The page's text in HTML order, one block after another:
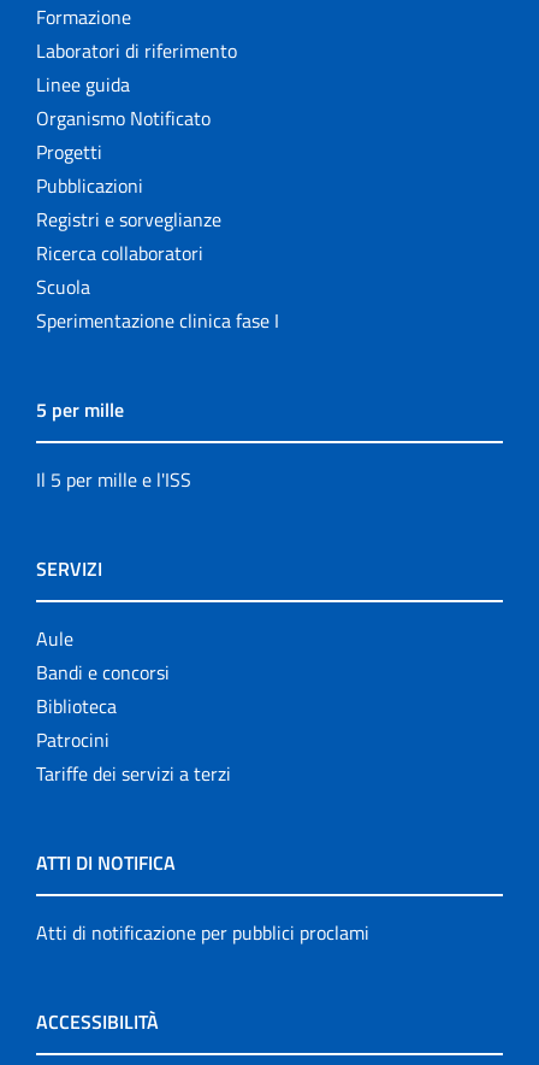
Formazione
Laboratori di riferimento
Linee guida
Organismo Notificato
Progetti
Pubblicazioni
Registri e sorveglianze
Ricerca collaboratori
Scuola
Sperimentazione clinica fase I
5 per mille
Il 5 per mille e l'ISS
SERVIZI
Aule
Bandi e concorsi
Biblioteca
Patrocini
Tariffe dei servizi a terzi
ATTI DI NOTIFICA
Atti di notificazione per pubblici proclami
ACCESSIBILITÀ